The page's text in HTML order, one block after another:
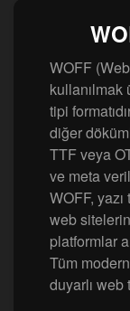
WOFF
kullanılmak
tipi
diğer
TTF veya
ve meta
WOFF,
web
platformlar
Tüm
duyarlı web